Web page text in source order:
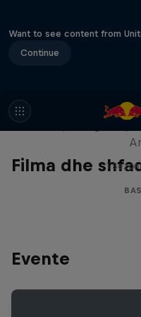
Want to see content from
Continue
Filma dhe 1
Evente